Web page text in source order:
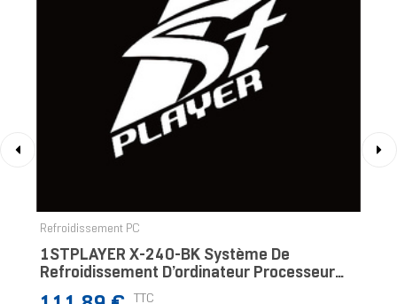
Refroidissement PC
1STPLAYER X-240-BK Système De
Refroidissement D’ordinateur Processeur
Kit Watercooling 12 Cm Noir
Prix TTC